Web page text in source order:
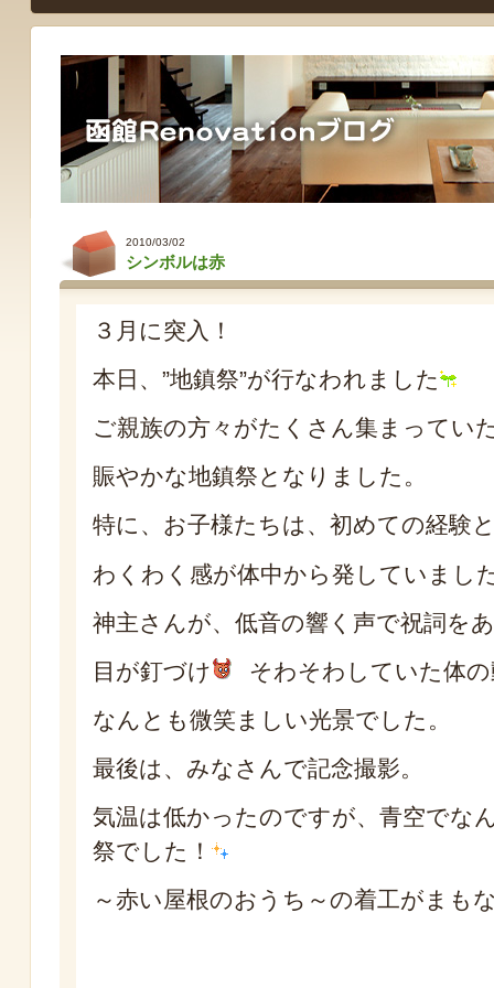
2010/03/02
シンボルは赤
３月に突入！
本日、”地鎮祭”が行なわれました
ご親族の方々がたくさん集まってい
賑やかな地鎮祭となりました。
特に、お子様たちは、初めての経験
わくわく感が体中から発していまし
神主さんが、低音の響く声で祝詞を
目が釘づけ
そわそわしていた体
なんとも微笑ましい光景でした。
最後は、みなさんで記念撮影。
気温は低かったのですが、青空でな
祭でした！
～赤い屋根のおうち～の着工がまも